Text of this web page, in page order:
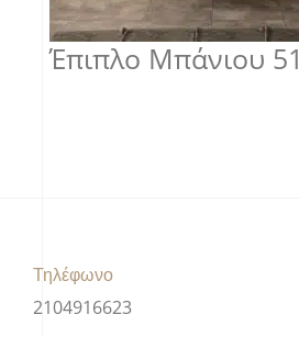
Έπιπλο Μπάνιου 51
Τηλέφωνο
2104916623